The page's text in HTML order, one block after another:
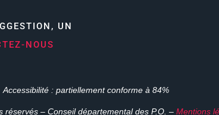
UN
NOUS
Accessibilité : partiellement conforme à 84%
réservés – Conseil départemental des P.O. – Mentions